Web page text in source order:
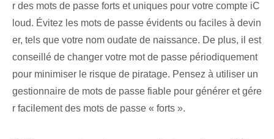
r des mots de passe forts et uniques pour votre compte iC
loud. ⁢Évitez les mots de passe évidents ou ⁢faciles à devin
er, tels que votre nom ou⁣date​ de naissance.‍ De plus, il est
conseillé de changer votre mot de passe périodiquement
pour minimiser le ⁢risque de piratage. Pensez à utiliser un
gestionnaire de mots de passe fiable pour générer et gére
r facilement des mots de passe « forts ».